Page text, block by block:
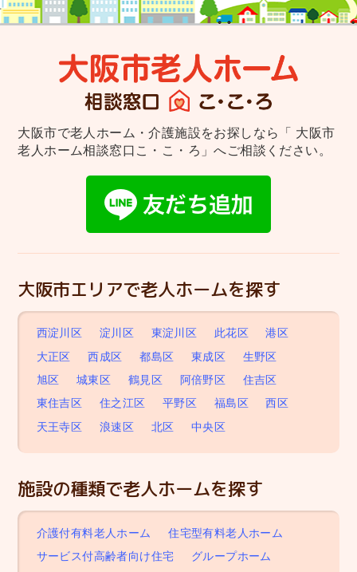
大阪市で老人ホーム・介護施設をお探しなら
「 大阪市
老人ホーム相談窓口こ・こ・ろ」へご相談ください。
大阪市エリアで老人ホームを探す
西淀川区 淀川区 東淀川区 此花区
港区
大正区
西成区 都島区 東成区
生野区
旭区
城東区 鶴見区 阿倍野区
住吉区
東住吉区
住之江区 平野区 福島区
西区
天王寺区
浪速区 北区 中央区
施設の種類で老人ホームを探す
介護付有料老人ホーム
住宅型有料老人ホーム
サービス付高齢者向け住宅
グループホーム